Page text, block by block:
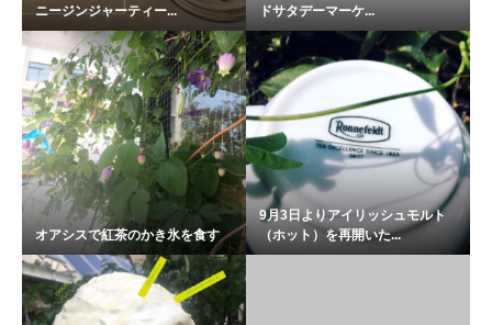
ニージンジャーティー...
ドサタデーマーケ...
オアシスで紅茶のかき氷を食す
9月3日よりアイリッシュモルト
（ホット）を再開いた...